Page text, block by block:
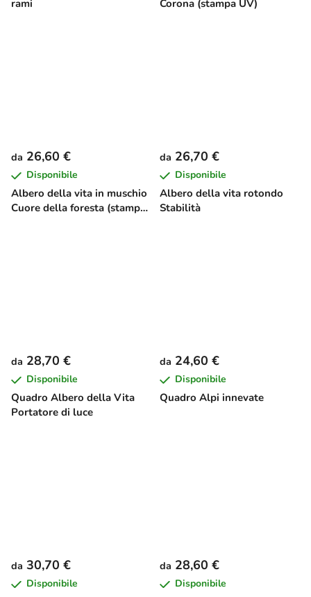
rami
Corona (stampa UV)
Albero della vita in muschio
Cuore della foresta (stampa
da 26,60 €
Disponibile
Albero della vita rotondo
Stabilità
da 26,70 €
Disponibile
Quadro Albero della Vita
Portatore di luce
da 28,70 €
Disponibile
Quadro Alpi innevate
da 24,60 €
Disponibile
da 30,70 €
Disponibile
da 28,60 €
Disponibile